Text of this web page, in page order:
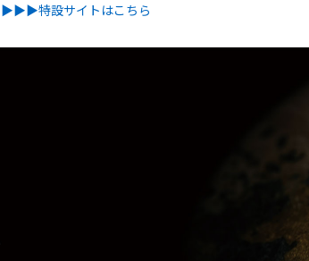
▶︎▶︎▶︎特設サイトはこちら